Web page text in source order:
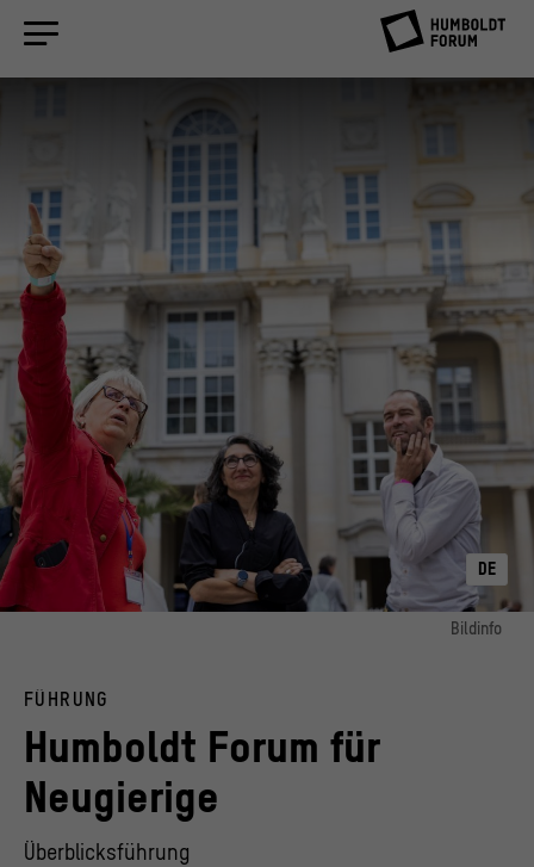
DE
Bildinfo
© Stiftung Humboldt Forum im Berliner Schloss / Foto: Frank Sperling
FÜHRUNG
Humboldt Forum für
Neugierige
Überblicksführung